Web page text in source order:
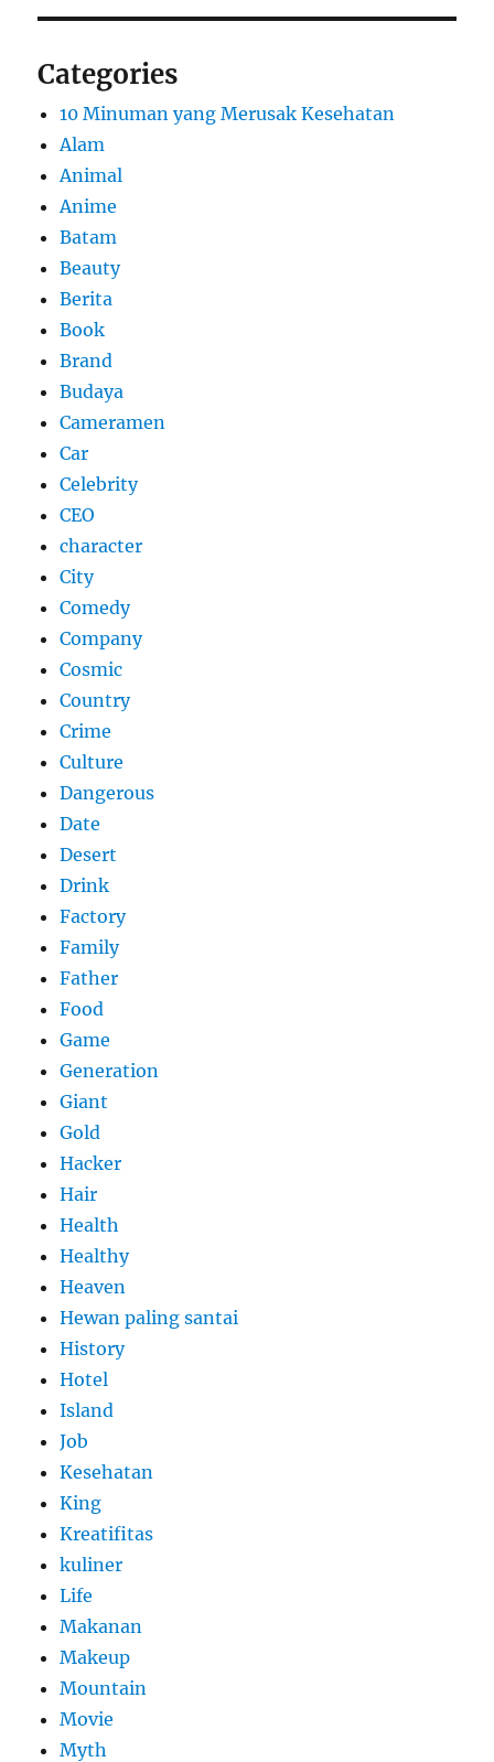
Categories
10 Minuman yang Merusak Kesehatan
Alam
Animal
Anime
Batam
Beauty
Berita
Book
Brand
Budaya
Cameramen
Car
Celebrity
CEO
character
City
Comedy
Company
Cosmic
Country
Crime
Culture
Dangerous
Date
Desert
Drink
Factory
Family
Father
Food
Game
Generation
Giant
Gold
Hacker
Hair
Health
Healthy
Heaven
Hewan paling santai
History
Hotel
Island
Job
Kesehatan
King
Kreatifitas
kuliner
Life
Makanan
Makeup
Mountain
Movie
Myth